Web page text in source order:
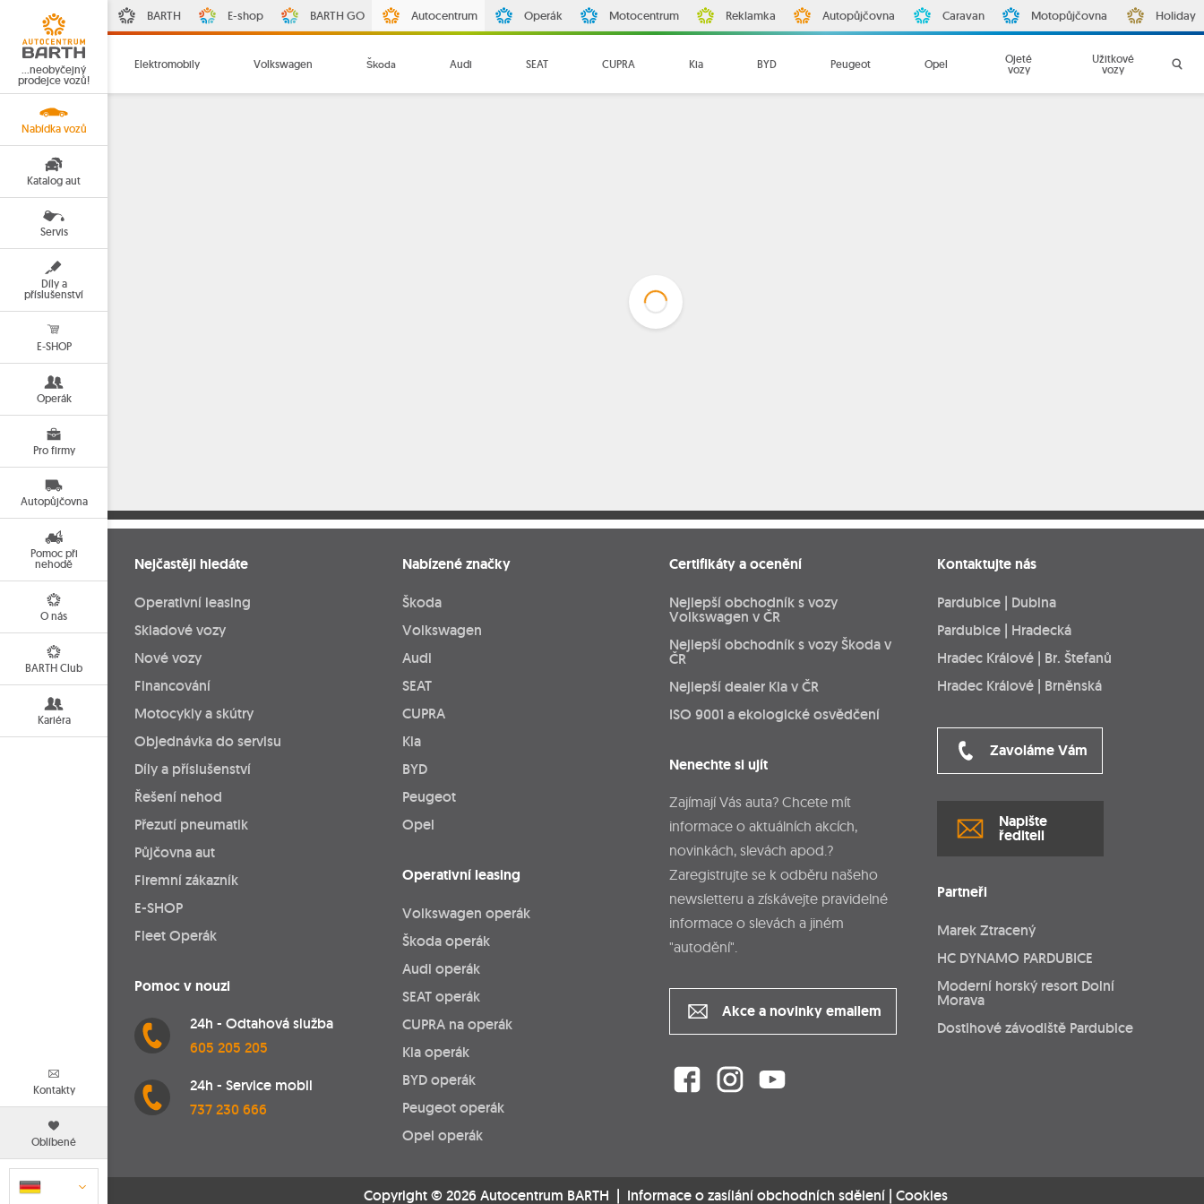
…neobyčejný
prodejce vozů!
Nabídka vozů
Katalog aut
Servis
Díly a
příslušenství
E-SHOP
Operák
Pro firmy
Autopůjčovna
Pomoc při
nehodě
O nás
BARTH Club
Kariéra
Kontakty
Oblíbené
BARTH E-shop BARTH GO Autocentrum Operák Motocentrum Reklamka Autopůjčovna Caravan Motopůjčovna Holiday
Elektromobily Volkswagen Škoda Audi SEAT CUPRA Kia BYD Peugeot Opel
Ojeté
vozy
Užitkové
vozy
Nejčastěji hledáte
Operativní leasing
Skladové vozy
Nové vozy
Financování
Motocykly a skútry
Objednávka do servisu
Díly a příslušenství
Řešení nehod
Přezutí pneumatik
Půjčovna aut
Firemní zákazník
E-SHOP
Fleet Operák
Pomoc v nouzi
24h - Odtahová služba
605 205 205
24h - Service mobil
737 230 666
Nabízené značky
Škoda
Volkswagen
Audi
SEAT
CUPRA
Kia
BYD
Peugeot
Opel
Operativní leasing
Volkswagen operák
Škoda operák
Audi operák
SEAT operák
CUPRA na operák
Kia operák
BYD operák
Peugeot operák
Opel operák
Certifikáty a ocenění
Nejlepší obchodník s vozy
Volkswagen v ČR
Nejlepší obchodník s vozy Škoda v
ČR
Nejlepší dealer Kia v ČR
ISO 9001 a ekologické osvědčení
Nenechte si ujít
Zajímají Vás auta? Chcete mít
informace o aktuálních akcích,
novinkách, slevách apod.?
Zaregistrujte se k odběru našeho
newsletteru a získávejte pravidelné
informace o slevách a jiném
"autodění".
Akce a novinky emailem
Kontaktujte nás
Pardubice | Dubina
Pardubice | Hradecká
Hradec Králové | Br. Štefanů
Hradec Králové | Brněnská
Zavoláme Vám
Napište
řediteli
Partneři
Marek Ztracený
HC DYNAMO PARDUBICE
Moderní horský resort Dolní
Morava
Dostihové závodiště Pardubice
Copyright © 2026 Autocentrum BARTH | Informace o zasílání obchodních sdělení | Cookies